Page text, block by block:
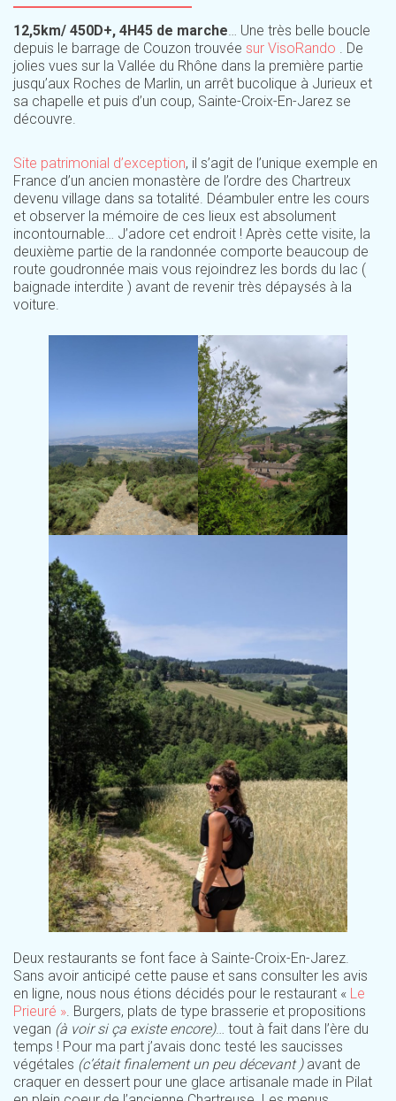
12,5km/ 450D+, 4H45 de marche… Une très belle boucle
depuis le barrage de Couzon trouvée sur VisoRando . De
jolies vues sur la Vallée du Rhône dans la première partie
jusqu’aux Roches de Marlin, un arrêt bucolique à Jurieux et
sa chapelle et puis d’un coup, Sainte-Croix-En-Jarez se
découvre.
Site patrimonial d’exception, il s’agit de l’unique exemple en
France d’un ancien monastère de l’ordre des Chartreux
devenu village dans sa totalité. Déambuler entre les cours
et observer la mémoire de ces lieux est absolument
incontournable… J’adore cet endroit ! Après cette visite, la
deuxième partie de la randonnée comporte beaucoup de
route goudronnée mais vous rejoindrez les bords du lac (
baignade interdite ) avant de revenir très dépaysés à la
voiture.
Deux restaurants se font face à Sainte-Croix-En-Jarez.
Sans avoir anticipé cette pause et sans consulter les avis
en ligne, nous nous étions décidés pour le restaurant « Le
Prieuré ». Burgers, plats de type brasserie et propositions
vegan (à voir si ça existe encore)… tout à fait dans l’ère du
temps ! Pour ma part j’avais donc testé les saucisses
végétales (c’était finalement un peu décevant )avant de
craquer en dessert pour une glace artisanale made in Pilat